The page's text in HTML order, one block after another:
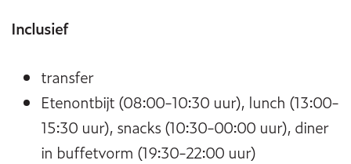
Inclusief
transfer
Etenontbijt (08:00-10:30 uur), lunch (13:00-
15:30 uur), snacks (10:30-00:00 uur), diner
in buffetvorm (19:30-22:00 uur)